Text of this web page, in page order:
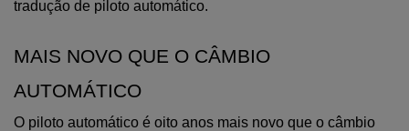
tradução de piloto automático.
MAIS NOVO QUE O CÂMBIO
AUTOMÁTICO
O piloto automático é oito anos mais novo que o câmbio